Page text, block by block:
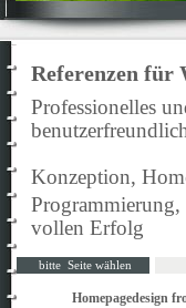
Referenzen für
Professionelles
Konzeption,
vollen Erfolg
bitte Seite wählen
Homepagedesign